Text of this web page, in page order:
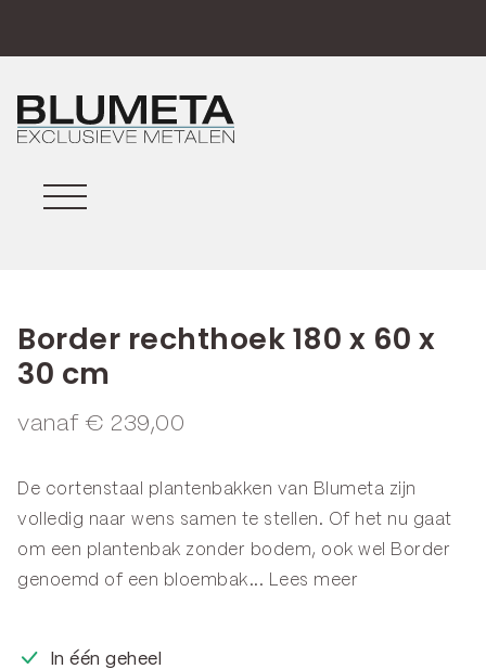
Border rechthoek 180 x 60 x
30 cm
vanaf € 239,00
De cortenstaal plantenbakken van Blumeta zijn
volledig naar wens samen te stellen. Of het nu gaat
om een plantenbak zonder bodem, ook wel
Border
genoemd of een bloembak ... Lees meer
In één geheel